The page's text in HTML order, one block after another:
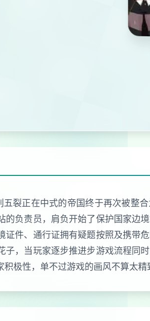
裂正在中式的帝国终于再次被整
负责员，肩负开始了保护国家边
件、通行证拥有疑题按照及携带
，当玩家逐步推进步游戏流程同
极性，单不过游戏的画风不算太精